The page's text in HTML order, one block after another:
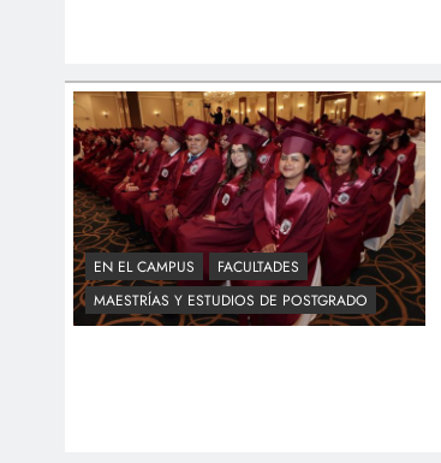
EN EL CAMPUS
FACULTADES
MAESTRÍAS Y ESTUDIOS DE POSTGRADO